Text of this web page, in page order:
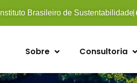
Instituto Brasileiro de Sustentabilidade
Sobre Consultoria